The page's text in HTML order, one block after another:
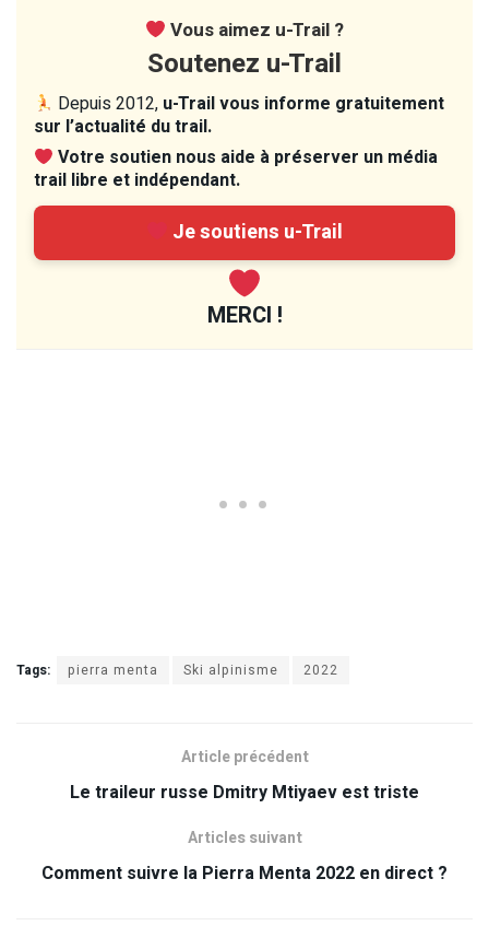
Vous aimez u-Trail ?
Soutenez u-Trail
Depuis 2012, u-Trail vous informe gratuitement
sur l’actualité du trail.
Votre soutien nous aide à préserver un média
trail libre et indépendant.
Je soutiens u-Trail
MERCI !
Tags: pierra menta Ski alpinisme 2022
Article précédent
Le traileur russe Dmitry Mtiyaev est triste
Articles suivant
Comment suivre la Pierra Menta 2022 en direct ?